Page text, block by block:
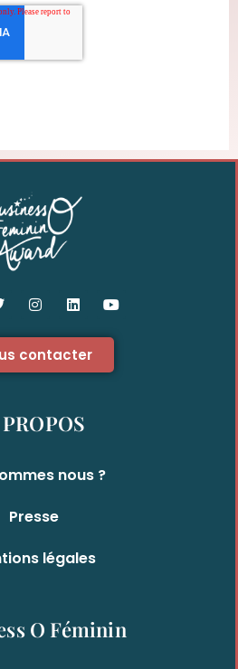
contacter
nous ?
Presse
légales
O Féminin